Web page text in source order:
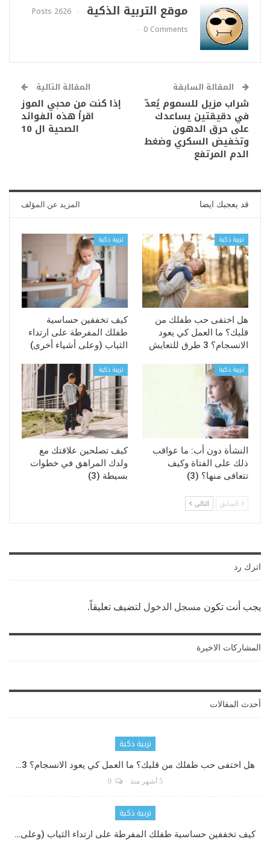
موقع التربية الذكية
2626 Posts
0 Comments
المقالة السابقة
شراب مزيل للسموم يُعدّ
في دقيقتين يساعدك
على حرق الدهون
وتخفيض السكري وضغط
الدم المرتفع
المقالة التالية
إذا كنت من محبي الموز
اقرأ هذه الفوائد
الصحية ال 10
قد يعجبك ايضا المزيد عن المؤلف
تربية ذكية
هل اختفى حب طفلك من
قلبك؟ ما العمل كي يعود
الانسجام؟ 3 طرق للتعايش
تربية ذكية
كيف تخففين حساسية
طفلك المفرطة على ارتداء
الثياب (وعلى أشياء أخرى)
تربية ذكية
النشأة دون أب: ما عواقب
ذلك على الفتاة وكيف
تتعافى منها؟ (3)
تربية ذكية
كيف تصلحين علاقتك مع
ولدك المراهق في خطوات
بسيطة (3)
السابق التالي
اترك رد
يجب أنت تكون مسجل الدخول لتضيف تعليقاً.
المشاركات الاخيرة
أحدث المقالات
تربية ذكية
هل اختفى حب طفلك من قلبك؟ ما العمل كي يعود الانسجام؟ 3…
5 أشهر منذ 0
تربية ذكية
كيف تخففين حساسية طفلك المفرطة على ارتداء الثياب (وعلى…